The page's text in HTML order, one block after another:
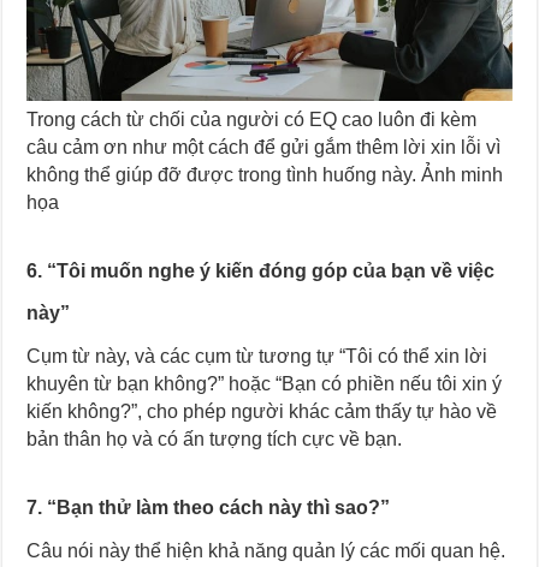
Trong cách từ chối của người có EQ cao luôn đi kèm
câu cảm ơn như một cách để gửi gắm thêm lời xin lỗi vì
không thể giúp đỡ được trong tình huống này. Ảnh minh
họa
6. “Tôi muốn nghe ý kiến đóng góp của bạn về việc
này”
Cụm từ này, và các cụm từ tương tự “Tôi có thể xin lời
khuyên từ bạn không?” hoặc “Bạn có phiền nếu tôi xin ý
kiến không?”, cho phép người khác cảm thấy tự hào về
bản thân họ và có ấn tượng tích cực về bạn.
7. “Bạn thử làm theo cách này thì sao?”
Câu nói này thể hiện khả năng quản lý các mối quan hệ.